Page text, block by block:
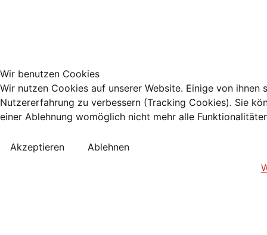
Wir benutzen Cookies
Wir nutzen Cookies auf unserer Website. Einige von
Nutzererfahrung zu verbessern (Tracking Cookies). Sie
einer Ablehnung womöglich nicht mehr alle
Akzeptieren
Ablehnen